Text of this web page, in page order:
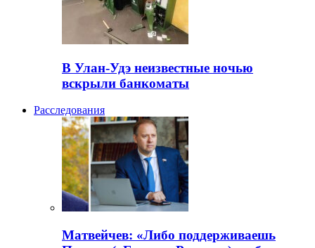
В Улан-Удэ неизвестные ночью
вскрыли банкоматы
Расследования
Матвейчев: «Либо поддерживаешь